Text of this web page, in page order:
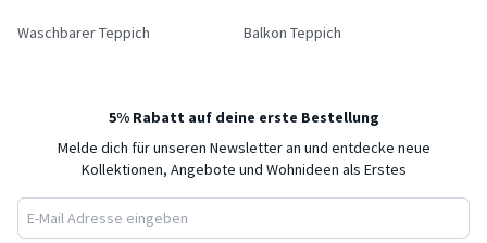
Waschbarer Teppich Balkon Teppich
5% Rabatt auf deine erste Bestellung
Melde dich für unseren Newsletter an und entdecke neue
Kollektionen, Angebote und Wohnideen als Erstes